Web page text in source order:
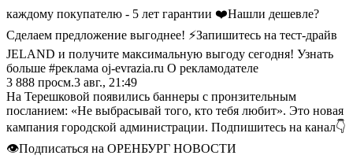
каждому покупателю - 5 лет гарантии ❤️Нашли дешевле?
Сделаем предложение выгоднее! ⚡Запишитесь на тест-драйв
JELAND и получите максимальную выгоду сегодня! Узнать
больше #реклама oj-evrazia.ru О рекламодателе
3 888 просм.3 авг., 21:49
На Терешковой появились баннеры с пронзительным
посланием: «Не выбрасывай того, кто тебя любит». Это новая
кампания городской администрации. Подпишитесь на канал👇
👁Подписаться на ОРЕНБУРГ НОВОСТИ